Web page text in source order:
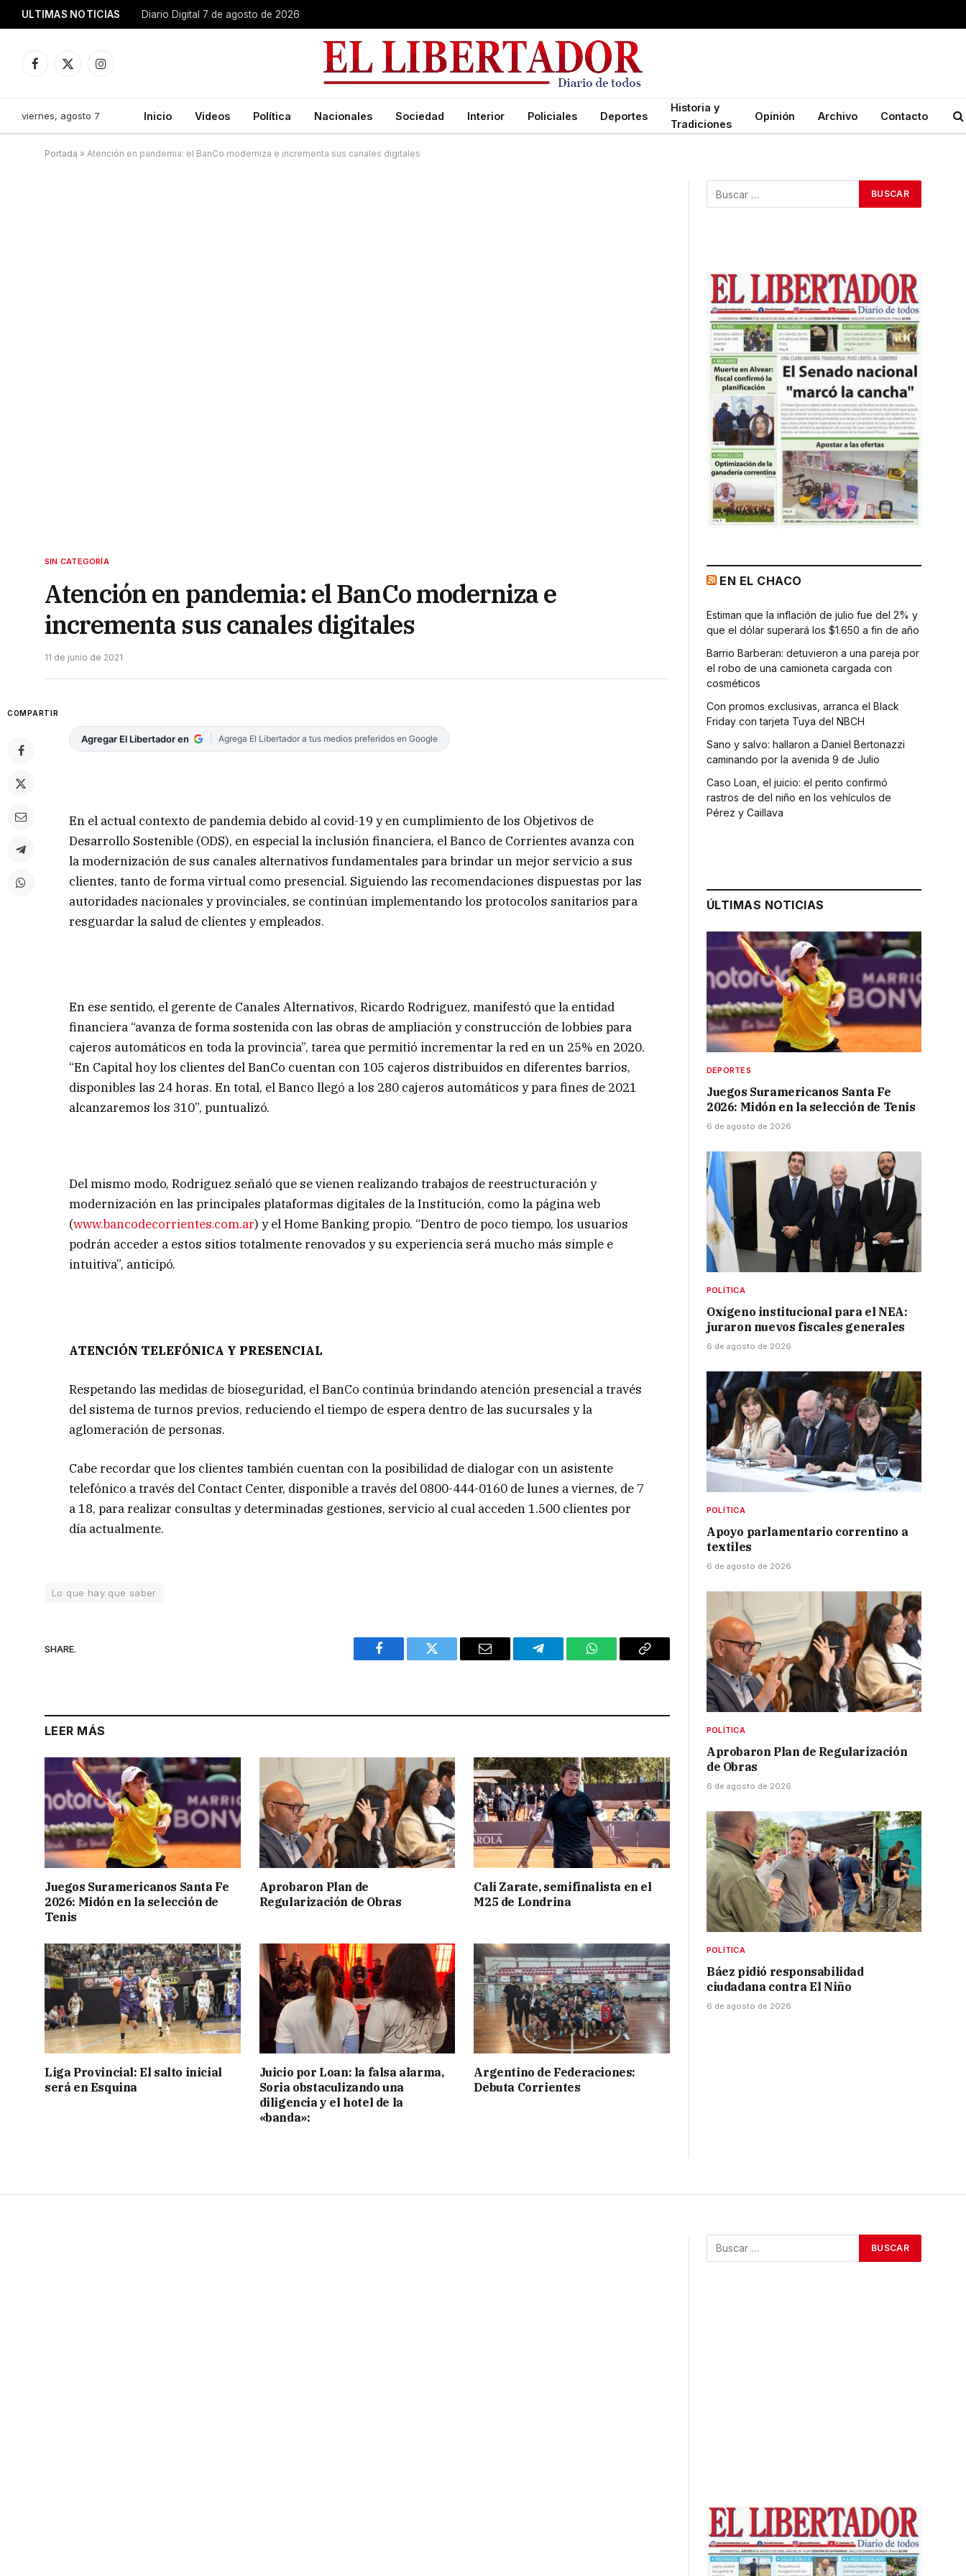
ULTIMAS NOTICIAS Diario Digital 7 de agosto de 2026
Facebook
X
Instagram
viernes, agosto 7 Inicio Videos Política Nacionales Sociedad Interior Policiales Deportes
Historia y
Tradiciones
Opinión Archivo Contacto
Portada » Atención en pandemia: el BanCo moderniza e incrementa sus canales digitales
SIN CATEGORÍA
Atención en pandemia: el BanCo moderniza e
incrementa sus canales digitales
11 de junio de 2021
COMPARTIR
Agregar El Libertador en Agrega El Libertador a tus medios preferidos en Google
En el actual contexto de pandemia debido al covid-19 y en cumplimiento de los Objetivos de
Desarrollo Sostenible (ODS), en especial la inclusión financiera, el Banco de Corrientes avanza con
la modernización de sus canales alternativos fundamentales para brindar un mejor servicio a sus
clientes, tanto de forma virtual como presencial. Siguiendo las recomendaciones dispuestas por las
autoridades nacionales y provinciales, se continúan implementando los protocolos sanitarios para
resguardar la salud de clientes y empleados.
En ese sentido, el gerente de Canales Alternativos, Ricardo Rodriguez, manifestó que la entidad
financiera “avanza de forma sostenida con las obras de ampliación y construcción de lobbies para
cajeros automáticos en toda la provincia”, tarea que permitió incrementar la red en un 25% en 2020.
“En Capital hoy los clientes del BanCo cuentan con 105 cajeros distribuidos en diferentes barrios,
disponibles las 24 horas. En total, el Banco llegó a los 280 cajeros automáticos y para fines de 2021
alcanzaremos los 310”, puntualizó.
Del mismo modo, Rodriguez señaló que se vienen realizando trabajos de reestructuración y
modernización en las principales plataformas digitales de la Institución, como la página web
(www.bancodecorrientes.com.ar) y el Home Banking propio. “Dentro de poco tiempo, los usuarios
podrán acceder a estos sitios totalmente renovados y su experiencia será mucho más simple e
intuitiva”, anticipó.
ATENCIÓN TELEFÓNICA Y PRESENCIAL
Respetando las medidas de bioseguridad, el BanCo continúa brindando atención presencial a través
del sistema de turnos previos, reduciendo el tiempo de espera dentro de las sucursales y la
aglomeración de personas.
Cabe recordar que los clientes también cuentan con la posibilidad de dialogar con un asistente
telefónico a través del Contact Center, disponible a través del 0800-444-0160 de lunes a viernes, de 7
a 18, para realizar consultas y determinadas gestiones, servicio al cual acceden 1.500 clientes por
día actualmente.
Lo que hay que saber
SHARE.
Facebook Twitter Email Telegram WhatsAppCopy
LEER MÁS
Juegos Suramericanos Santa Fe
2026: Midón en la selección de
Tenis
Aprobaron Plan de
Regularización de Obras
Cali Zarate, semifinalista en el
M25 de Londrina
Liga Provincial: El salto inicial
será en Esquina
Juicio por Loan: la falsa alarma,
Soria obstaculizando una
diligencia y el hotel de la
«banda»:
Argentino de Federaciones:
Debuta Corrientes
EN EL CHACO
Estiman que la inflación de julio fue del 2% y
que el dólar superará los $1.650 a fin de año
Barrio Barberan: detuvieron a una pareja por
el robo de una camioneta cargada con
cosméticos
Con promos exclusivas, arranca el Black
Friday con tarjeta Tuya del NBCH
Sano y salvo: hallaron a Daniel Bertonazzi
caminando por la avenida 9 de Julio
Caso Loan, el juicio: el perito confirmó
rastros de del niño en los vehículos de
Pérez y Caillava
ÚLTIMAS NOTICIAS
DEPORTES
Juegos Suramericanos Santa Fe
2026: Midón en la selección de Tenis
6 de agosto de 2026
POLÍTICA
Oxígeno institucional para el NEA:
juraron nuevos fiscales generales
6 de agosto de 2026
POLÍTICA
Apoyo parlamentario correntino a
textiles
6 de agosto de 2026
POLÍTICA
Aprobaron Plan de Regularización
de Obras
6 de agosto de 2026
POLÍTICA
Báez pidió responsabilidad
ciudadana contra El Niño
6 de agosto de 2026